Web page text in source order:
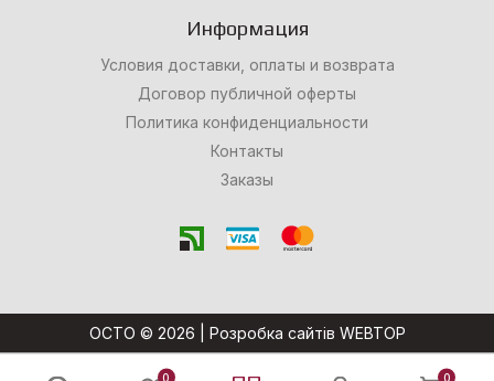
Информация
Условия доставки, оплаты и возврата
Договор публичной оферты
Политика конфиденциальности
Контакты
Заказы
OCTO © 2026 | Розробка сайтів WEBTOP
0 0